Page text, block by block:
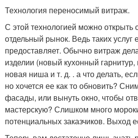
Технология переносимый витраж.
С этой технологией можно открыть
отдельный рынок. Ведь таких услуг
предоставляет. Обычно витраж
изделии (новый кухонный
новая ниша и т. д. . а что делать,
но хочется ее как то обновить?
фасады, или вынуть окно, чтобы
мастерскую? Слишком много
потенциальных заказчиков. Выход